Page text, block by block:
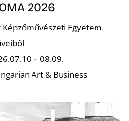
2026
Képzőművészeti Egyetem
– 08.09.
Art & Business